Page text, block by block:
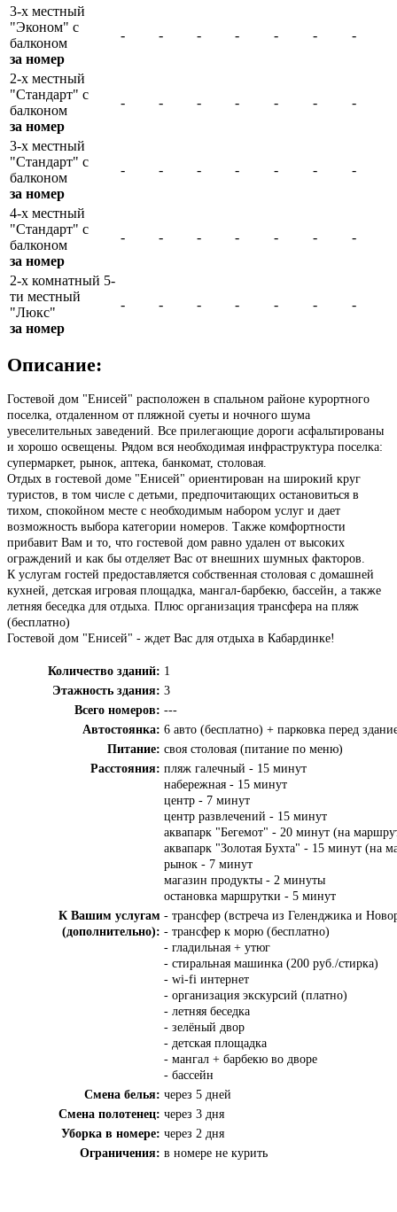
3-х местный
"Эконом" с
балконом
за номер
- - - - - - -
2-х местный
"Стандарт" с
балконом
за номер
- - - - - - -
3-х местный
"Стандарт" с
балконом
за номер
- - - - - - -
4-х местный
"Стандарт" с
балконом
за номер
- - - - - - -
2-х комнатный 5-
ти местный
"Люкс"
за номер
- - - - - - -
Описание:
Гостевой дом "Енисей" расположен в спальном районе курортного
поселка, отдаленном от пляжной суеты и ночного шума
увеселительных заведений. Все прилегающие дороги асфальтированы
и хорошо освещены. Рядом вся необходимая инфраструктура поселка:
супермаркет, рынок, аптека, банкомат, столовая.
Отдых в гостевой доме "Енисей" ориентирован на широкий круг
туристов, в том числе с детьми, предпочитающих остановиться в
тихом, спокойном месте с необходимым набором услуг и дает
возможность выбора категории номеров. Также комфортности
прибавит Вам и то, что гостевой дом равно удален от высоких
ограждений и как бы отделяет Вас от внешних шумных факторов.
К услугам гостей предоставляется собственная столовая с домашней
кухней, детская игровая площадка, мангал-барбекю, бассейн, а также
летняя беседка для отдыха. Плюс организация трансфера на пляж
(бесплатно)
Гостевой дом "Енисей" - ждет Вас для отдыха в Кабардинке!
Количество зданий: 1
Этажность здания: 3
Всего номеров: ---
Автостоянка: 6 авто (бесплатно) + парковка перед
Питание: своя столовая (питание по меню)
Расстояния: пляж галечный - 15 минут
набережная - 15 минут
центр - 7 минут
центр развлечений - 15 минут
аквапарк "Бегемот" - 20 минут (на
аквапарк "Золотая Бухта" - 15 минут (на
рынок - 7 минут
магазин продукты - 2 минуты
остановка маршрутки - 5 минут
К Вашим услугам
(дополнительно):
- трансфер (встреча из Геленджика и
- трансфер к морю (бесплатно)
- гладильная + утюг
- стиральная машинка (200 руб./стирка)
- wi-fi интернет
- организация экскурсий (платно)
- летняя беседка
- зелёный двор
- детская площадка
- мангал + барбекю во дворе
- бассейн
Смена белья: через 5 дней
Смена полотенец: через 3 дня
Уборка в номере: через 2 дня
Ограничения: в номере не курить